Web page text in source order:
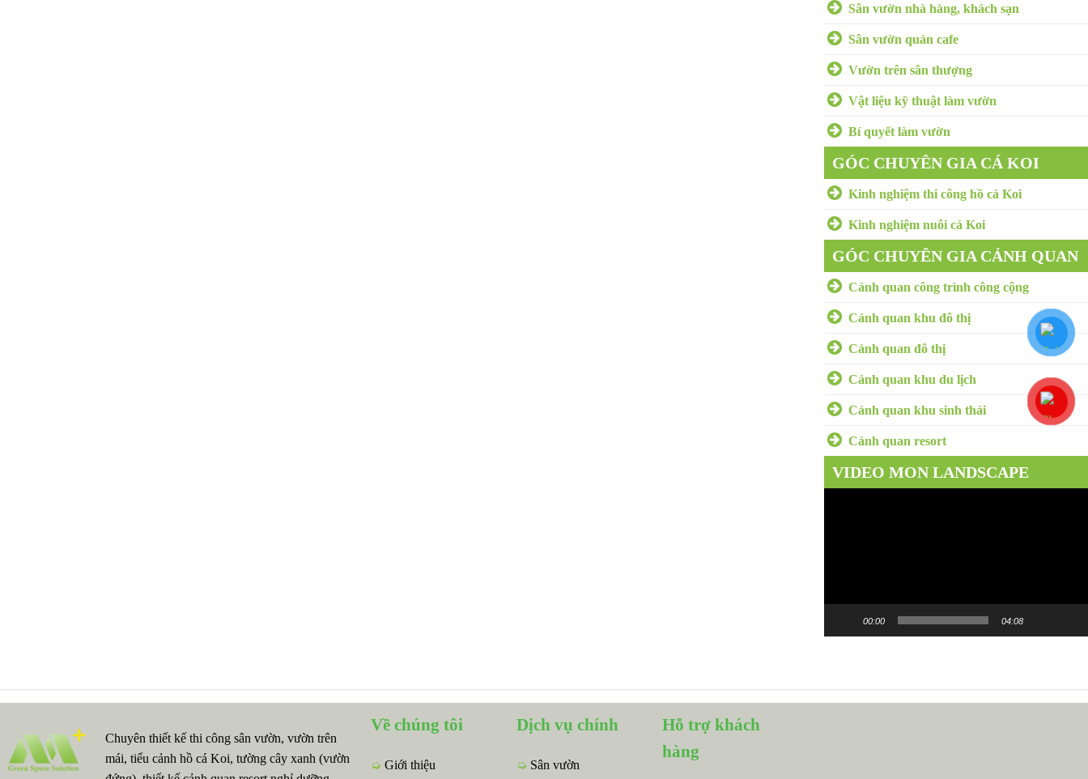
Sân vườn nhà hàng, khách sạn
Sân vườn quán cafe
Vườn trên sân thượng
Vật liệu kỹ thuật làm vườn
Bí quyết làm vườn
GÓC CHUYÊN GIA CÁ KOI
Kinh nghiệm thi công hồ cá Koi
Kinh nghiệm nuôi cá Koi
GÓC CHUYÊN GIA CẢNH QUAN
Cảnh quan công trình công cộng
Cảnh quan khu đô thị
Cảnh quan đô thị
Cảnh quan khu du lịch
Cảnh quan khu sinh thái
Cảnh quan resort
VIDEO MON LANDSCAPE
00:00 04:08
Chuyên thiết kế thi công sân vườn, vườn trên
mái, tiểu cảnh hồ cá Koi, tường cây xanh (vườn
Về chúng tôi
➭ Giới thiệu
Dịch vụ chính
➭ Sân vườn
Hỗ trợ khách
hàng